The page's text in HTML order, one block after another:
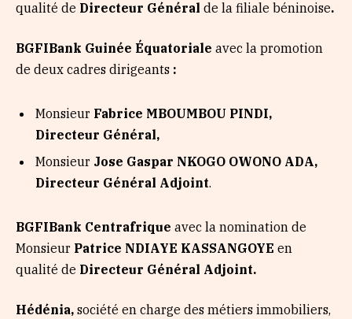
qualité de Directeur Général de la filiale béninoise.
BGFIBank Guinée Équatoriale avec la promotion
de deux cadres dirigeants :
Monsieur Fabrice MBOUMBOU PINDI,
Directeur Général,
Monsieur Jose Gaspar NKOGO OWONO ADA,
Directeur Général Adjoint.
BGFIBank Centrafrique avec la nomination de
Monsieur Patrice NDIAYE KASSANGOYE en
qualité de Directeur Général Adjoint.
Hédénia, société en charge des métiers immobiliers,